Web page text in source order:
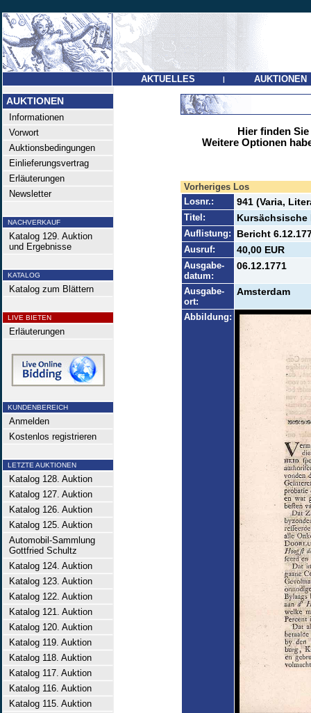
AKTUELLES | AUKTIONEN
AUKTIONEN
Informationen
Vorwort
Auktionsbedingungen
Einlieferungsvertrag
Erläuterungen
Newsletter
NACHVERKAUF
Katalog 129. Auktion
und Ergebnisse
KATALOG
Katalog zum Blättern
LIVE BIETEN
Erläuterungen
KUNDENBEREICH
Anmelden
Kostenlos registrieren
LETZTE AUKTIONEN
Katalog 128. Auktion
Katalog 127. Auktion
Katalog 126. Auktion
Katalog 125. Auktion
Automobil-Sammlung
Gottfried Schultz
Katalog 124. Auktion
Katalog 123. Auktion
Katalog 122. Auktion
Katalog 121. Auktion
Katalog 120. Auktion
Katalog 119. Auktion
Katalog 118. Auktion
Katalog 117. Auktion
Katalog 116. Auktion
Katalog 115. Auktion
Hier finden
Weitere Optionen
Vorheriges Los
Losnr.:
941 (Varia,
Titel: Kursächsische
Auflistung: Bericht
Ausruf: 40,00 EUR
Ausgabe-
datum:
06.12.1771
Ausgabe-
ort:
Amsterdam
Abbildung: